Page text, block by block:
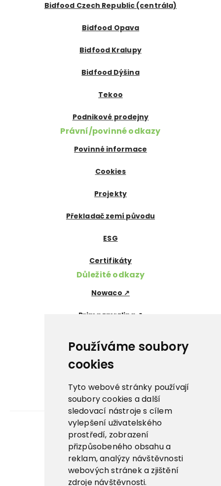
Používáme soubory
cookies
Tyto webové stránky používají
soubory cookies a další
sledovací nástroje s cílem
vylepšení uživatelského
prostředí, zobrazení
přizpůsobeného obsahu a
reklam, analýzy návštěvnosti
webových stránek a zjištění
zdroje návštěvnosti.
Bidfood Czech Republic (centrála)
Bidfood Opava
Bidfood Kralupy
Bidfood Dýšina
Tekoo
Podnikové prodejny
Právní/povinné odkazy
Povinné informace
Cookies
Projekty
Překladač zemí původu
ESG
Certifikáty
Důležité odkazy
Nowaco ↗
Prima zmrzlina ↗
La Panna ↗
Nowaco market ↗
Banquet sous-vide ↗
Kariéra
Aplikace
E-shop